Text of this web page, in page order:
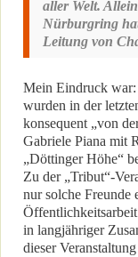
aller Welt.
Nürburgring
Leitung von
Mein Eindruck war:
wurden in der
konsequent „von
Gabriele Piana mit
„Döttinger Höhe“
Zu der „Tribut“-
nur solche Freunde
in langjähriger
dieser